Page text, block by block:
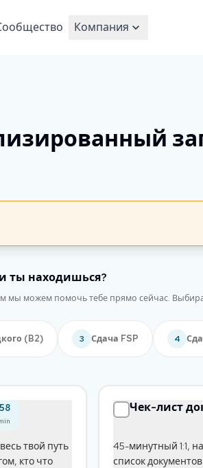
Компания
ты находишься?
мы можем помочь тебе прямо сейчас.
(B2) 3 Сдача FSP 4
твой путь
кто что
Чек-лист
45-минутный 1:1,
список